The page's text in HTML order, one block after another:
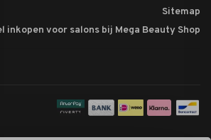
Sitemap
inkopen voor salons bij Mega Beauty Shop